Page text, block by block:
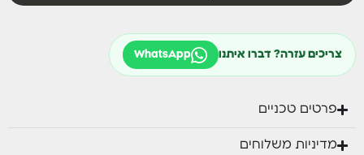
צריכים עזרה? דברו איתנו WhatsApp
פרטים טכניים
מדיניות משלוחים